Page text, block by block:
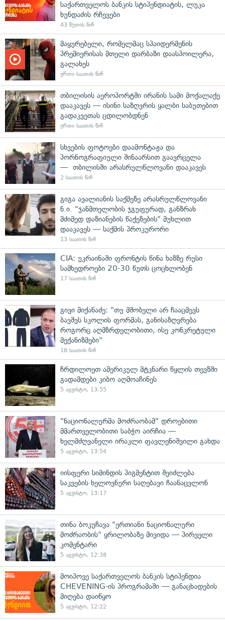
საქართველოს ბანკის სტიპენდიატის, ლუკა
ხუნდაძის რჩევები
43 წუთის წინ
მაყურებელი, რომელმაც სპაიდერმენის
პრემიერისას მთელი დარბაზი დაასპოილერა,
გალახეს
ერთი საათის წინ
თბილისის აეროპორტში ირანის სამი მოქალაქე
დააკავეს — ისინი საზღვრის ყალბი საბუთებით
გადაკვეთას ცდილობდნენ
ერთი საათის წინ
სხვების ფოტოები დაამონტაჟა და
პორნოგრაფიული შინაარსით გაავრცელა
— თბილისში არასრულწლოვანი დააკავეს
2 საათის წინ
გიგა ავალიანის საქმეზე არასრულწლოვანი
ნ.ი. "ჯანმთელობის ჯგუფურად, განზრახ
მძიმედ დაზიანების წაქეზების" მუხლით
დააკავეს — საქმის პროკურორი
13 საათის წინ
CIA: უკრაინაში ფრონტის წინა ხაზზე რუსი
სამხედროები 20-30 წუთს ცოცხლობენ
17 საათის წინ
გივი მიქანაძე: "თუ მშობელი არ ჩააცმევს
ბავშვს სკოლის ფორმას, განისაზღვრება
როგორც აღმზრდელობითი, ისე კონკრეტული
მექანიზმები"
18 საათის წინ
ჩრდილოეთ ამერიკულ მტკნარი წყლის თევზში
გადამდები კიბო აღმოაჩინეს
5 აგვისტო, 13:55
"ნაციონალურმა მოძრაობამ" დროებითი
მმართველობითი საბჭო აირჩია —
ხელმძღვანელი ირაკლი ფავლენიშვილი გახდა
5 აგვისტო, 13:54
იისფერი სიმინდის პიგმენტით შეიძლება
საკვების ხელოვნური საღებავი ჩაანაცვლონ
5 აგვისტო, 13:17
თინა ბოკუჩავა "ერთიანი ნაციონალური
მოძრაობის" ყრილობაზე მივიდა — პირველი
კომენტარი
5 აგვისტო, 12:38
მოიპოვე საქართველოს ბანკის სტიპენდია
CHEVENING-ის პროგრამაში — განაცხადების
მიღება დაიწყო
5 აგვისტო, 12:22